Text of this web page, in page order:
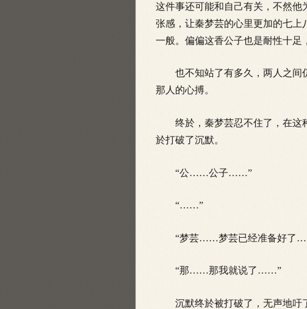
这件事还可能和自己有关，不然
张感，让秦梦芸的心里更加的七上
一般。偏偏这香公子也是耐性十足
也不知站了有多久，两人之间仍
那人的心搏。
终於，秦梦芸忍不住了，在这种
於打破了沉默。
“公……公子……”
“……”
“梦芸……梦芸已经准备好了
“那……那我就说了……”
沉默终於被打破了，无声地吁